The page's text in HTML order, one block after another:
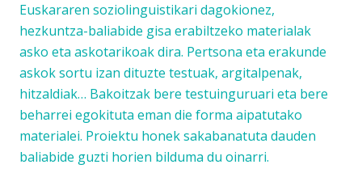
Euskararen soziolinguistikari dagokionez,
hezkuntza-baliabide gisa erabiltzeko materialak
asko eta askotarikoak dira. Pertsona eta erakunde
askok sortu izan dituzte testuak, argitalpenak,
hitzaldiak… Bakoitzak bere testuinguruari eta bere
beharrei egokituta eman die forma aipatutako
materialei. Proiektu honek sakabanatuta dauden
baliabide guzti horien bilduma du oinarri.